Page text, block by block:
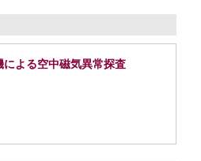
よる空中磁気異常探査